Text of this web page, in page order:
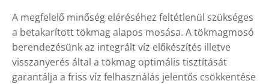
A megfelelő minőség eléréséhez feltétlenül szükséges
a betakarított tökmag alapos mosása. A tökmagmosó
berendezésünk az integrált víz előkészítés illetve
visszanyerés által a tökmag optimális tisztítását
garantálja a friss víz felhasználás jelentős csökkentése